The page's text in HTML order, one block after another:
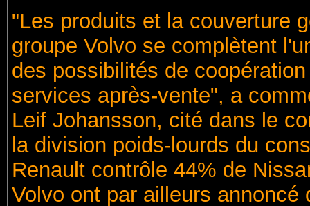
"Les produits et la couverture
groupe Volvo se complètent
des possibilités de
services après-vente", a
Leif Johansson, cité dans le
la division poids-lourds du
Renault contrôle 44% de
Volvo ont par ailleurs